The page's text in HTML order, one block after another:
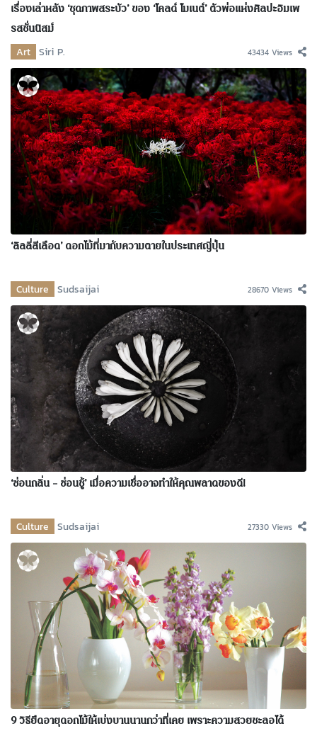
เรื่องเล่าหลัง ‘ชุดภาพสระบัว’ ของ ‘โคลด์ โมเนต์’ ตัวพ่อแห่งศิลปะอิมเพ
รสชั่นนิสม์
Art Siri P. 43434 Views
‘ลิลลี่สีเลือด’ ดอกไม้ที่มากับความตายในประเทศญี่ปุ่น
Culture Sudsaijai 28670 Views
‘ซ่อนกลิ่น – ซ่อนชู้’ เมื่อความเชื่ออาจทำให้คุณพลาดของดี!
Culture Sudsaijai 27330 Views
9 วิธียืดอายุดอกไม้ให้เบ่งบานนานกว่าที่เคย เพราะความสวยชะลอได้